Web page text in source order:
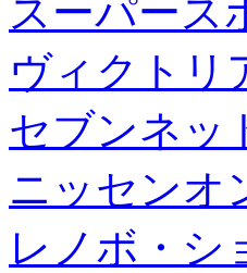
スーパース
ヴィクトリ
セブンネッ
ニッセンオ
レノボ・